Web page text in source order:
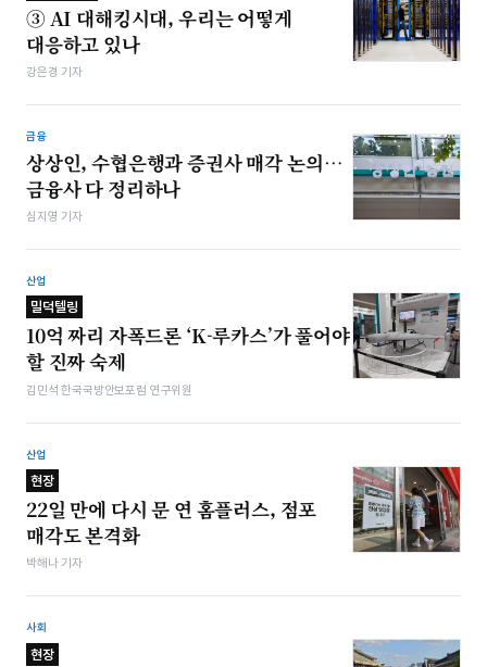
③ AI 대해킹시대, 우리는 어떻게
대응하고 있나
강은경 기자
금융
상상인, 수협은행과 증권사 매각 논의…
금융사 다 정리하나
심지영 기자
산업
밀덕텔링
10억 짜리 자폭드론 ‘K-루카스’가 풀어야
할 진짜 숙제
김민석 한국국방안보포럼 연구위원
산업
현장
22일 만에 다시 문 연 홈플러스, 점포
매각도 본격화
박해나 기자
사회
현장